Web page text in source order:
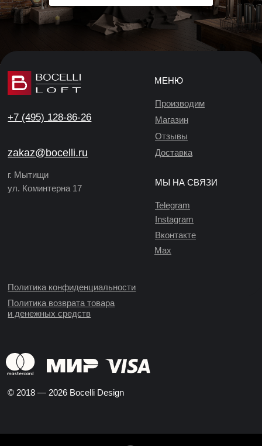
г. Мытищи
ул. Коминтерна 17
МЕНЮ
+7 (495) 128-86-26
zakaz@bocelli.ru
Магазин
Производим
Отзывы
Доставка
Политика конфиденциальности
МЫ НА СВЯЗИ
Telegram
Вконтакте
Instagram
Max
© 2018 — 2026 Bocelli Design
Политика возврата товара
и денежных средств